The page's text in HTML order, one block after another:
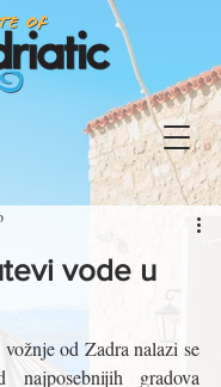
vode u
od Zadra nalazi se
gradova